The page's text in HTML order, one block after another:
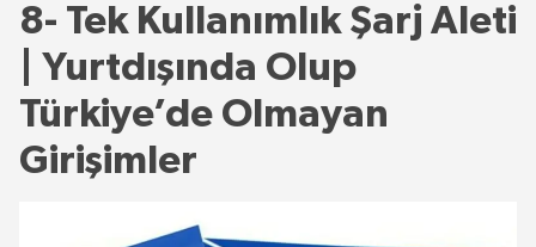
8- Tek Kullanımlık Şarj Aleti
| Yurtdışında Olup
Türkiye’de Olmayan
Girişimler